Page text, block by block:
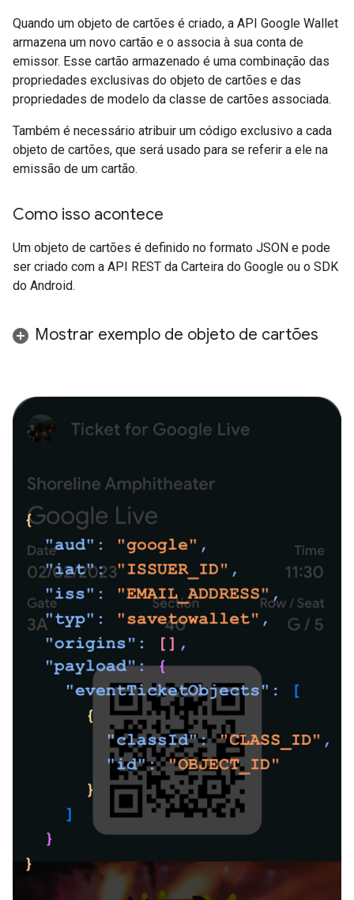
Quando um objeto de cartões é criado, a API Google Wallet
armazena um novo cartão e o associa à sua conta de
emissor. Esse cartão armazenado é uma combinação das
propriedades exclusivas do objeto de cartões e das
propriedades de modelo da classe de cartões associada.
Também é necessário atribuir um código exclusivo a cada
objeto de cartões, que será usado para se referir a ele na
emissão de um cartão.
Como isso acontece
Um objeto de cartões é definido no formato JSON e pode
ser criado com a API REST da Carteira do Google ou o SDK
do Android.
Mostrar exemplo de objeto de cartões